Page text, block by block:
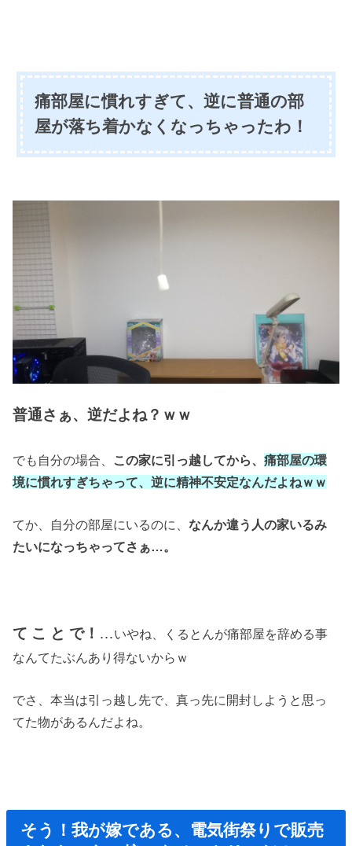
痛部屋に慣れすぎて、逆に普通の部
屋が落ち着かなくなっちゃったわ！
普通さぁ、逆だよね？ｗｗ
でも自分の場合、 この家に引っ越してから、痛部屋の環
境に慣れすぎちゃって、逆に精神不安定なんだよねｗｗ
てか、自分の部屋にいるのに、なんか違う人の家いるみ
たいになっちゃってさぁ…。
て こ と で！ …いやね、くるとんが痛部屋を辞める事
なんてたぶんあり得ないからｗ
でさ、本当は引っ越し先で、真っ先に開封しようと思っ
てた物があるんだよね。
そう！我が嫁である、電気街祭りで販売